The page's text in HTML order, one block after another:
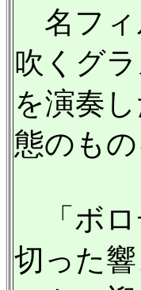
名フィ
吹くグ
を演奏
態のも
「ボロ
切った